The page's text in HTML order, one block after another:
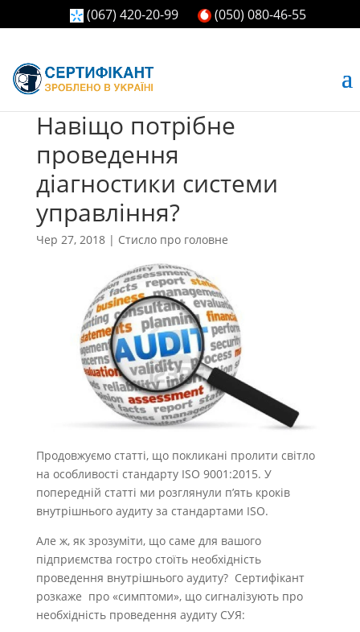
(067) 420-20-99 (050) 080-46-55
Навіщо потрібне
проведення
діагностики системи
управління?
Чер 27, 2018| Стисло про головне
Продовжуємо статті, що покликані пролити світло
на особливості стандарту ISO 9001:2015. У
попередній статті ми розглянули п’ять кроків
внутрішнього аудиту за стандартами ISO.
Але ж, як зрозуміти, що саме для вашого
підприємства гостро стоїть необхідність
проведення внутрішнього аудиту? Сертифікант
розкаже про «симптоми», що сигналізують про
необхідність проведення аудиту СУЯ: